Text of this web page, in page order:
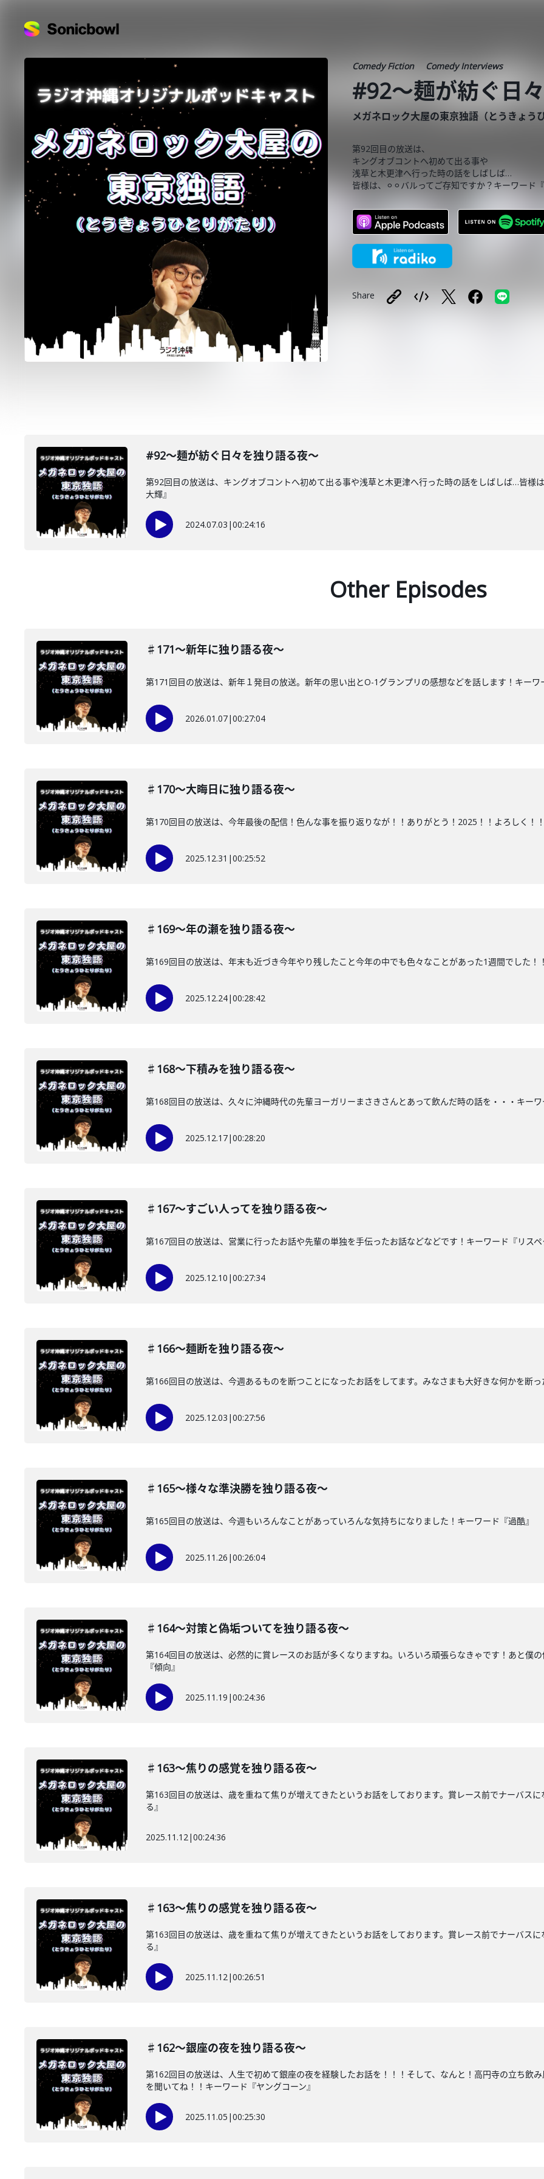
Comedy Fiction Comedy Interviews
#92〜麺が紡ぐ日
メガネロック大屋の東京独語（とうきょう
第92回目の放送は、
キングオブコントへ初めて出る事や
浅草と木更津へ行った時の話をしばしば…
皆様は、⚪︎⚪︎バルってご存知ですか？キーワード
Share
#92〜麺が紡ぐ日々を独り語る夜〜
第92回目の放送は、キングオブコントへ初めて出る事や浅草と木更津へ行った時の話をしばしば…皆様
大輝』
2024.07.03 |00:24:16
Other Episodes
♯171〜新年に独り語る夜〜
第171回目の放送は、新年１発目の放送。新年の思い出とO-1グランプリの感想などを話します！キーワ
2026.01.07|00:27:04
♯170〜大晦日に独り語る夜〜
第170回目の放送は、今年最後の配信！色んな事を振り返りなが！！ありがとう！2025！！よろしく！
2025.12.31 |00:25:52
♯169〜年の瀬を独り語る夜〜
第169回目の放送は、年末も近づき今年やり残したこと今年の中でも色々なことがあった1週間でした！
2025.12.24|00:28:42
♯168〜下積みを独り語る夜〜
第168回目の放送は、久々に沖縄時代の先輩ヨーガリーまさきさんとあって飲んだ時の話を・・・キーワ
2025.12.17|00:28:20
♯167〜すごい人ってを独り語る夜〜
第167回目の放送は、営業に行ったお話や先輩の単独を手伝ったお話などなどです！キーワード『リスペ
2025.12.10 |00:27:34
♯166〜麺断を独り語る夜〜
第166回目の放送は、今週あるものを断つことになったお話をしてます。みなさまも大好きな何かを断
2025.12.03 |00:27:56
♯165〜様々な準決勝を独り語る夜〜
第165回目の放送は、今週もいろんなことがあっていろんな気持ちになりました！キーワード『過酷』
2025.11.26 |00:26:04
♯164〜対策と偽垢ついてを独り語る夜〜
第164回目の放送は、必然的に賞レースのお話が多くなりますね。いろいろ頑張らなきゃです！あと僕
『傾向』
2025.11.19 |00:24:36
♯163〜焦りの感覚を独り語る夜〜
第163回目の放送は、歳を重ねて焦りが増えてきたというお話をしております。賞レース前でナーバス
る』
2025.11.12|00:24:36
♯163〜焦りの感覚を独り語る夜〜
第163回目の放送は、歳を重ねて焦りが増えてきたというお話をしております。賞レース前でナーバス
る』
2025.11.12|00:26:51
♯162〜銀座の夜を独り語る夜〜
第162回目の放送は、人生で初めて銀座の夜を経験したお話を！！！そして、なんと！高円寺の立ち飲
を聞いてね！！キーワード『ヤングコーン』
2025.11.05 |00:25:30